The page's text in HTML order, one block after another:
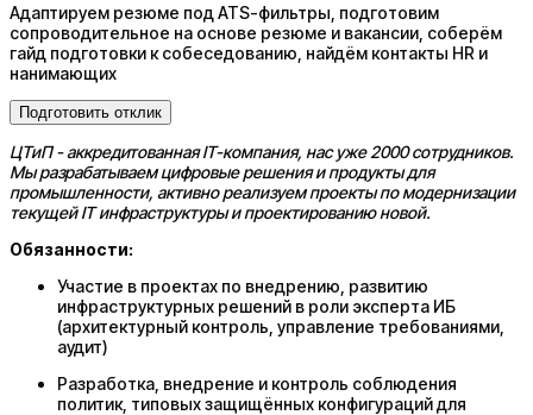
Адаптируем резюме под ATS-фильтры, подготовим
сопроводительное на основе резюме и вакансии, соберём
гайд подготовки к собеседованию, найдём контакты HR и
нанимающих
Подготовить отклик
ЦТиП - аккредитованная IT-компания, нас уже 2000 сотрудников.
Мы разрабатываем цифровые решения и продукты для
промышленности, активно реализуем проекты по модернизации
текущей IT инфраструктуры и проектированию новой.
Обязанности:
Участие в проектах по внедрению, развитию
инфраструктурных решений в роли эксперта ИБ
(архитектурный контроль, управление требованиями,
аудит)
Разработка, внедрение и контроль соблюдения
политик, типовых защищённых конфигураций для